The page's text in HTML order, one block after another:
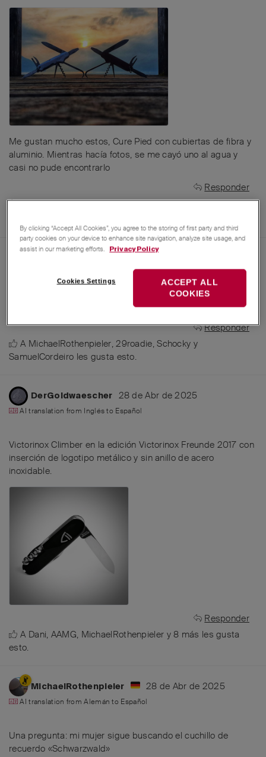
Me gustan mucho estos, Cure Pied con cubiertas de fibra y
aluminio. Mientras hacía fotos, se me cayó uno al agua y
casi no pude encontrarlo
Responder
AvocadoyDanirespondieron a esto
Español
Responder
A MichaelRothenpieler,29roadie,Schocky y
SamuelCordeiro les gusta esto.
DerGoldwaescher 28 de Abr de 2025
AI translation from Inglésto Español
Victorinox Climber en la edición Victorinox Freunde 2017 con
inserción de logotipo metálico y sin anillo de acero
inoxidable.
Responder
A Dani, AAMG, MichaelRothenpieler y8 más les gusta
esto.
MichaelRothenpieler 28 de Abr de 2025
AI translation fromAlemán to Español
Una pregunta: mi mujer sigue buscando el cuchillo de
recuerdo «Schwarzwald»
By clicking “Accept All Cookies”, you agree to the storing of first party and third
party cookies on your device to enhance site navigation, analyze site usage, and
assist in our marketing efforts.
Privacy Policy
Cookies Settings
ACCEPT ALL
COOKIES